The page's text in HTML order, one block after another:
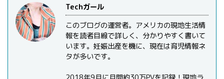
Techガール
このブログの運営者。アメリカの現地生活情
報を読者目線で詳しく、分かりやすく書いて
います。妊娠出産を機に、現在は育児情報ネ
タが多いです。